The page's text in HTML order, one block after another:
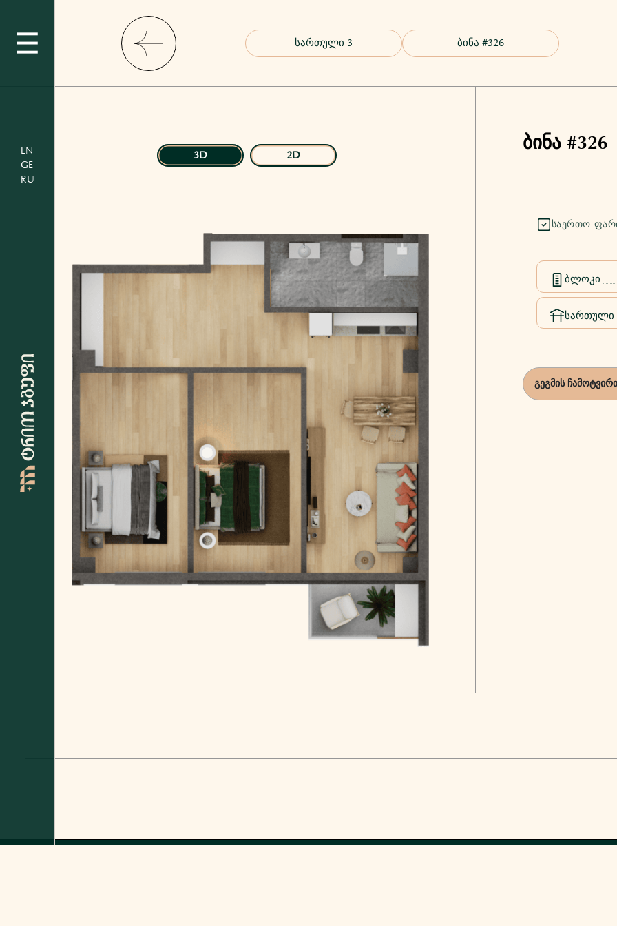
EN
GE
RU
3D 2D
ბინა #326
ᲡᲐᲔᲠᲗᲝ
ბლოკი
სართული
გეგმის